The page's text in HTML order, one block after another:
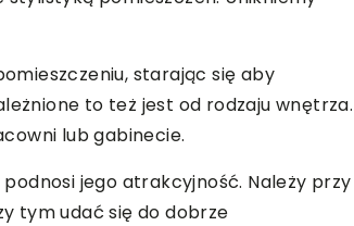
starając się aby
to też jest od rodzaju wnętrza.
lub gabinecie.
jego atrakcyjność. Należy przy
tym udać się do dobrze